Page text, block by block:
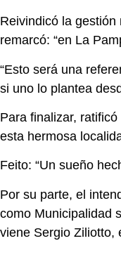
Reivindicó la gestión
remarcó: “en La
“Esto será una
si uno lo plantea
Para finalizar,
esta hermosa
Feito: “Un sueño
Por su parte, el
como Municipalidad
viene Sergio Ziliotto,